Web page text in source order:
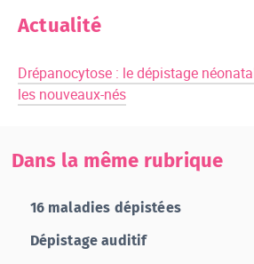
Actualité
Drépanocytose : le dépistage
les nouveaux-nés
Dans la même rubrique
16 maladies dépistées
Dépistage auditif